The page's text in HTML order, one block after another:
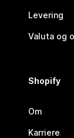
Levering
Valuta og
Shopify
Om
Karriere